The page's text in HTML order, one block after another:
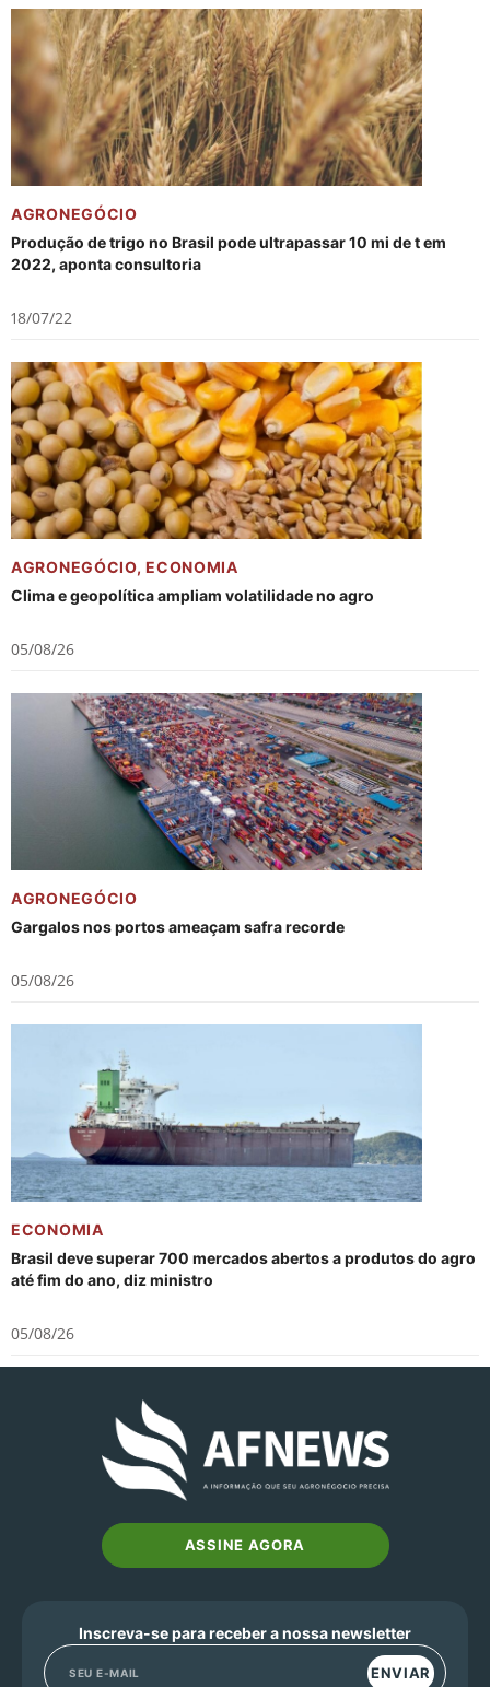
AGRONEGÓCIO
Produção de trigo no Brasil pode ultrapassar 10 mi de t em
2022, aponta consultoria
18/07/22
AGRONEGÓCIO,ECONOMIA
Clima e geopolítica ampliam volatilidade no agro
05/08/26
AGRONEGÓCIO
Gargalos nos portos ameaçam safra recorde
05/08/26
ECONOMIA
Brasil deve superar 700 mercados abertos a produtos do agro
até fim do ano, diz ministro
05/08/26
ASSINE AGORA
Inscreva-se para receber a nossa newsletter
ENVIAR